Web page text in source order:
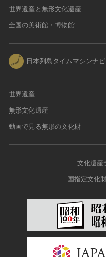
世界遺産と無形文化遺産
全国の美術館・博物館
日本列島タイムマシンナビ
世界遺産
無形文化遺産
動画で見る無形の文化財
文化遺産
国指定文化